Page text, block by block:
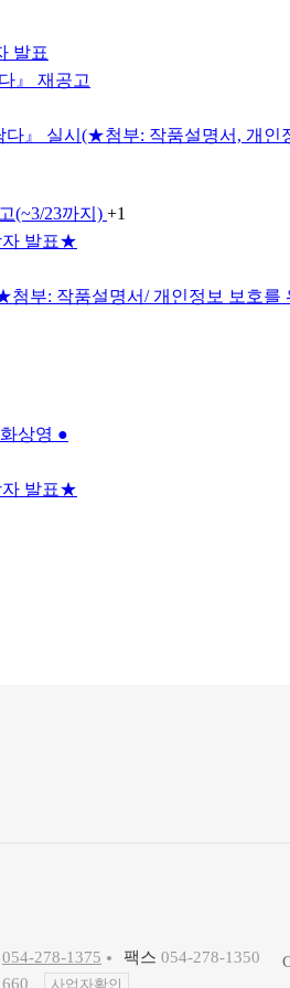
발표
』 재공고
다』 실시(★첨부: 작품설명서, 개인
(~3/23까지) +1
자 발표★
첨부: 작품설명서/ 개인정보 보호를
상영 ●
자 발표★
054-278-1375 팩스 054-278-1350
사업자확인